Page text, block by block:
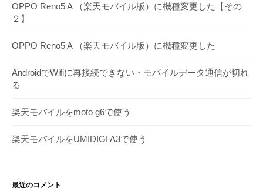
イ
ブ
OPPO Reno5 A （楽天モバイル版）に機種変更した【その
２】
OPPO Reno5 A （楽天モバイル版）に機種変更した
AndroidでWifiに再接続できない・モバイルデータ通信が切れ
る
楽天モバイルをmoto g6で使う
楽天モバイルをUMIDIGI A3で使う
最近のコメント